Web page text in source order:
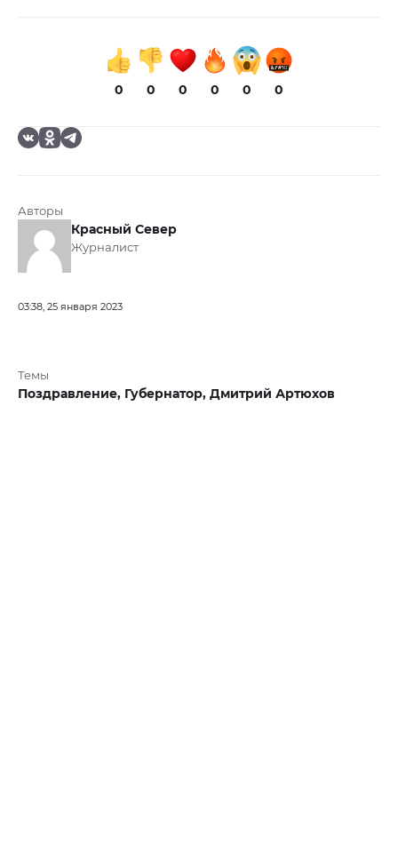
0 0 0 0 0 0
Авторы
Красный Север
Журналист
03:38, 25 января 2023
Темы
Поздравление, Губернатор, Дмитрий Артюхов